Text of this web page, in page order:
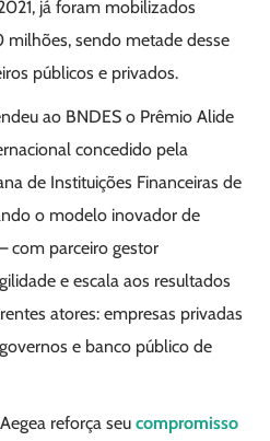
já foram mobilizados
sendo metade desse
públicos e privados.
ao BNDES o Prêmio Alide
concedido pela
de Instituições Financeiras de
o modelo inovador de
com parceiro gestor
e escala aos resultados
atores: empresas privadas
e banco público de
reforça seucompromisso